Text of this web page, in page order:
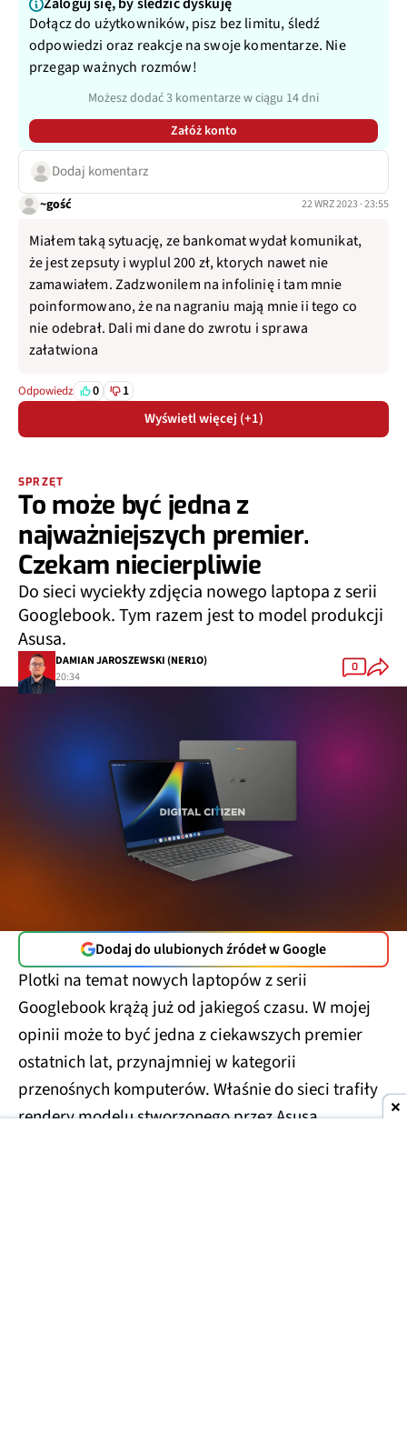
Dołącz do użytkowników, pisz bez limitu, śledź
odpowiedzi oraz reakcje na swoje komentarze. Nie
przegap ważnych rozmów!
Możesz dodać 3 komentarze w ciągu 14 dni
Załóż konto
Dodaj komentarz
~gość 22 WRZ 2023 · 23:55
Miałem taką sytuację, ze bankomat wydał komunikat,
że jest zepsuty i wyplul 200 zł, ktorych nawet nie
zamawiałem. Zadzwonilem na infolinię i tam mnie
poinformowano, że na nagraniu mają mnie ii tego co
nie odebrał. Dali mi dane do zwrotu i sprawa
załatwiona
Odpowiedz 0 1
Wyświetl więcej (+1)
SPRZĘT
To może być jedna z
najważniejszych premier.
Czekam niecierpliwie
Do sieci wyciekły zdjęcia nowego laptopa z serii
Googlebook. Tym razem jest to model produkcji
Asusa.
DAMIAN JAROSZEWSKI (NER1O)
20:34
0
Dodaj do ulubionych źródeł w Google
Plotki na temat nowych laptopów z serii
Googlebook krążą już od jakiegoś czasu. W mojej
opinii może to być jedna z ciekawszych premier
ostatnich lat, przynajmniej w kategorii
przenośnych komputerów. Właśnie do sieci trafiły
rendery modelu stworzonego przez Asusa.